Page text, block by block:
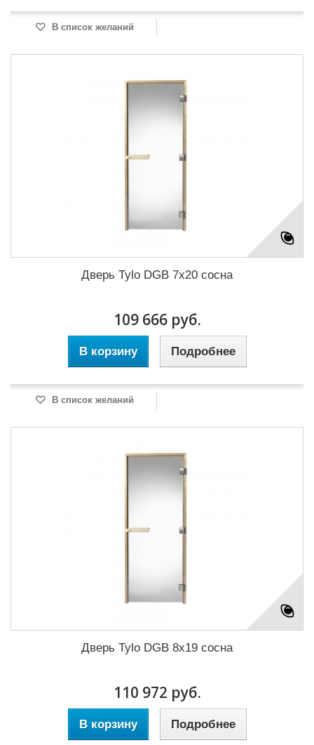
В список желаний
Дверь Tylo DGB 7x20 сосна
109 666 руб.
В корзину Подробнее
В список желаний
Дверь Tylo DGB 8x19 сосна
110 972 руб.
В корзину Подробнее